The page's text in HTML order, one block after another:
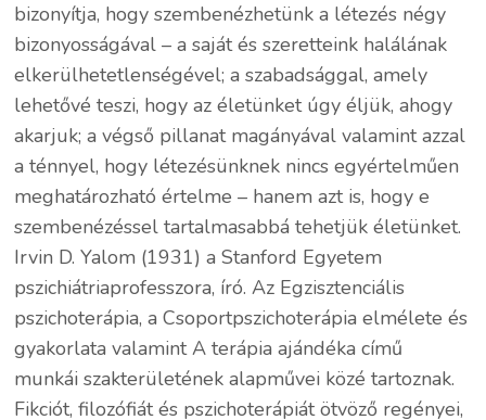
bizonyítja, hogy szembenézhetünk a létezés négy
bizonyosságával – a saját és szeretteink halálának
elkerülhetetlenségével; a szabadsággal, amely
lehetővé teszi, hogy az életünket úgy éljük, ahogy
akarjuk; a végső pillanat magányával valamint azzal
a ténnyel, hogy létezésünknek nincs egyértelműen
meghatározható értelme – hanem azt is, hogy e
szembenézéssel tartalmasabbá tehetjük életünket.
Irvin D. Yalom (1931) a Stanford Egyetem
pszichiátriaprofesszora, író. Az Egzisztenciális
pszichoterápia, a Csoportpszichoterápia elmélete és
gyakorlata valamint A terápia ajándéka című
munkái szakterületének alapművei közé tartoznak.
Fikciót, filozófiát és pszichoterápiát ötvöző regényei,